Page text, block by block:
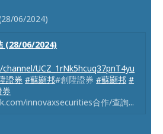
06/2024)
(28/06/2024)
UCZ_1rNk5hcuq37pnT4yu
證券 #蘇顯邦#創陞證券#蘇顯邦 #
innovaxsecurities合作/查詢...